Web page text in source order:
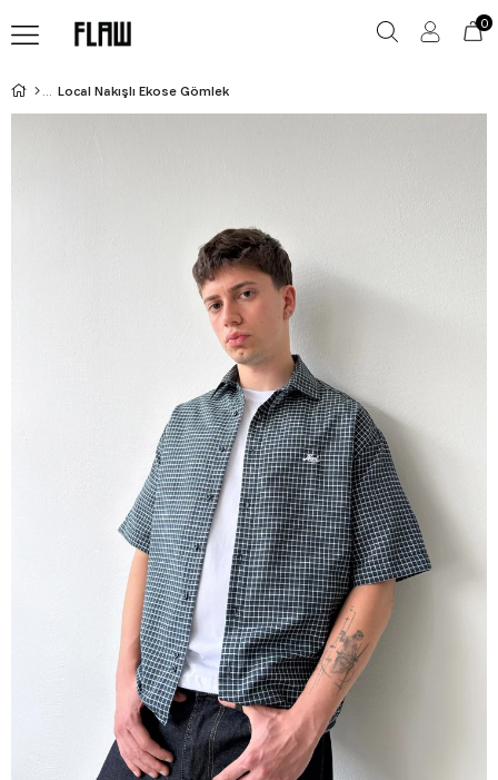
0
Local Nakışlı Ekose Gömlek